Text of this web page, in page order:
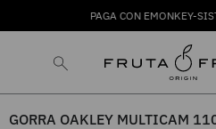
PAGA CON EMONKEY-
GORRA OAKLEY MULTICAM